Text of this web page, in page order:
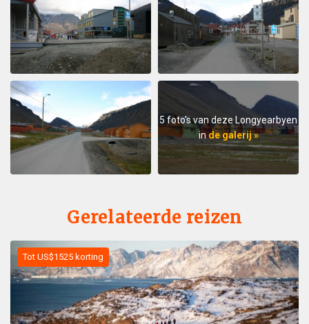
5 foto's van deze Longyearbyen
inde galerij »
Gerelateerde reizen
Tot US$1525 korting